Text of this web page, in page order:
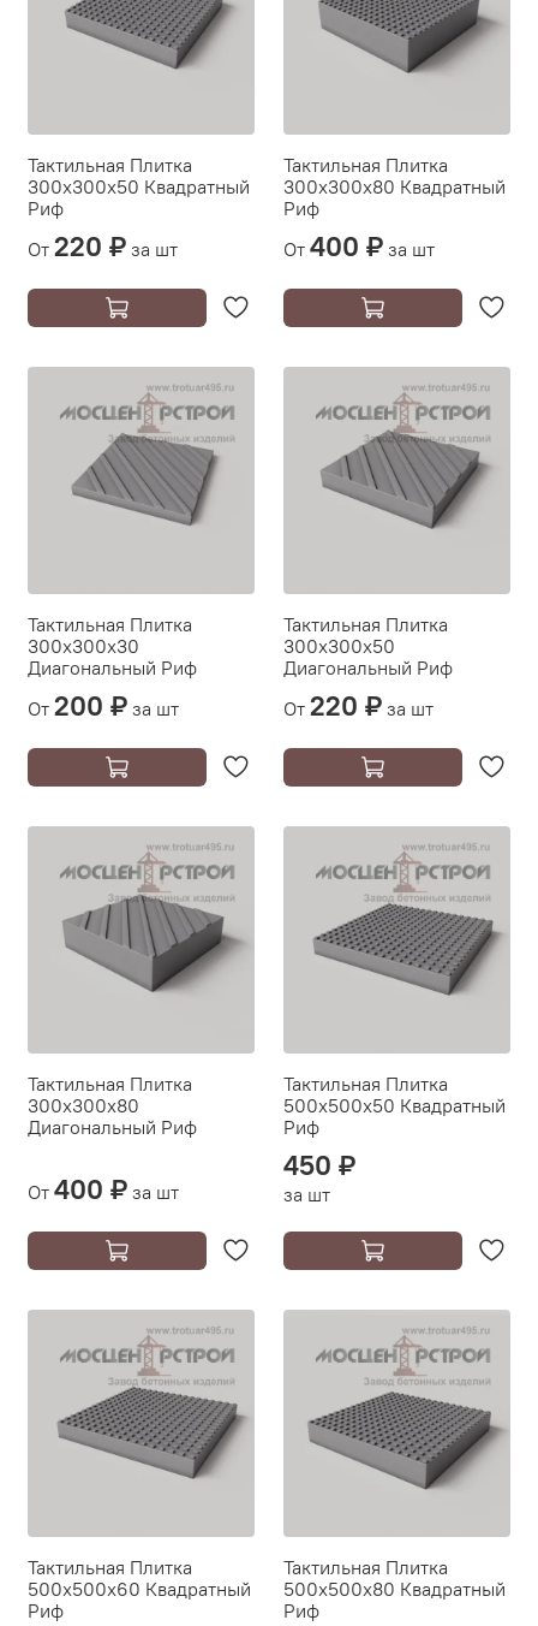
Тактильная Плитка
300х300х50 Квадратный
Риф
От 220 ₽ за шт
Тактильная Плитка
300х300х80 Квадратный
Риф
От 400 ₽ за шт
Тактильная Плитка
300х300х30
Диагональный Риф
От 200 ₽ за шт
Тактильная Плитка
300х300х50
Диагональный Риф
От 220 ₽ за шт
Тактильная Плитка
300х300х80
Диагональный Риф
От 400 ₽ за шт
Тактильная Плитка
500х500х50 Квадратный
Риф
450 ₽
за шт
Тактильная Плитка
500х500х60 Квадратный
Риф
Тактильная Плитка
500х500х80 Квадратный
Риф